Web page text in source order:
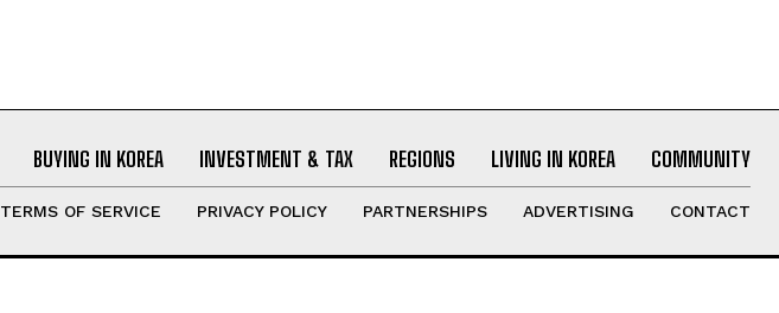
BUYING IN KOREA INVESTMENT & TAX REGIONS LIVING IN KOREA COMMUNITY
TERMS OF SERVICE PRIVACY POLICY PARTNERSHIPS ADVERTISING CONTACT